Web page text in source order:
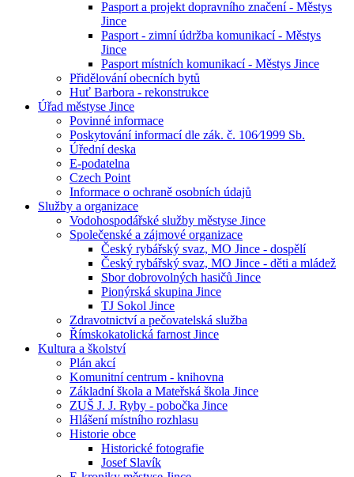
Pasport a projekt dopravního značení - Městys
Jince
Pasport - zimní údržba komunikací - Městys
Jince
Pasport místních komunikací - Městys Jince
Přidělování obecních bytů
Huť Barbora - rekonstrukce
Úřad městyse Jince
Povinné informace
Poskytování informací dle zák. č. 106⁄1999 Sb.
Úřední deska
E-podatelna
Czech Point
Informace o ochraně osobních údajů
Služby a organizace
Vodohospodářské služby městyse Jince
Společenské a zájmové organizace
Český rybářský svaz, MO Jince - dospělí
Český rybářský svaz, MO Jince - děti a mládež
Sbor dobrovolných hasičů Jince
Pionýrská skupina Jince
TJ Sokol Jince
Zdravotnictví a pečovatelská služba
Římskokatolická farnost Jince
Kultura a školství
Plán akcí
Komunitní centrum - knihovna
Základní škola a Mateřská škola Jince
ZUŠ J. J. Ryby - pobočka Jince
Hlášení místního rozhlasu
Historie obce
Historické fotografie
Josef Slavík